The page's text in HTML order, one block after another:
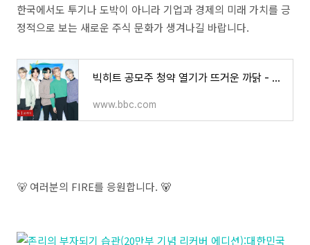
한국에서도 투기나 도박이 아니라 기업과 경제의 미래 가치를 긍
정적으로 보는 새로운 주식 문화가 생겨나길 바랍니다.
빅히트 공모주 청약 열기가 뜨거운 까닭 - BBC News 코리아
www.bbc.com
🐻 여러분의 FIRE를 응원합니다. 🐻